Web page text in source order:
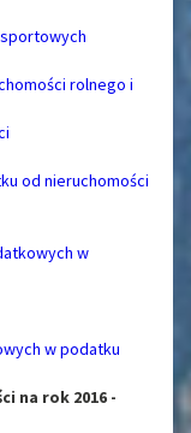
rolnego i
od nieruchomości
w
w podatku
na rok 2016 -